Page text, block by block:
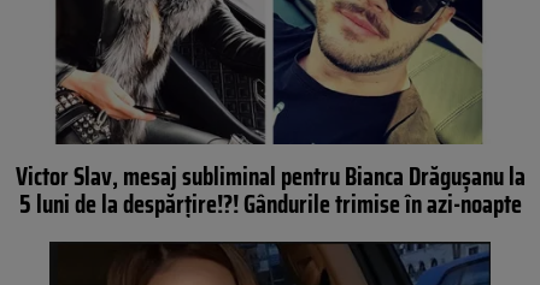
Victor Slav, mesaj subliminal pentru Bianca Drăgușanu la
5 luni de la despărțire!?! Gândurile trimise în azi-noapte